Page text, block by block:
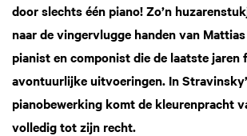
door slechts één piano! Zo’n
naar de vingervlugge handen van
pianist en componist die de laatste jaren
avontuurlijke uitvoeringen. In
pianobewerking komt de kleurenpracht
volledig tot zijn recht.